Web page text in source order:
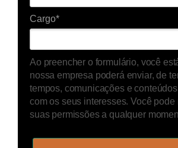
Cargo*
Ao preencher o formulário, você
nossa empresa poderá enviar, de
tempos, comunicações e
com os seus interesses. Você pode
suas permissões a qualquer